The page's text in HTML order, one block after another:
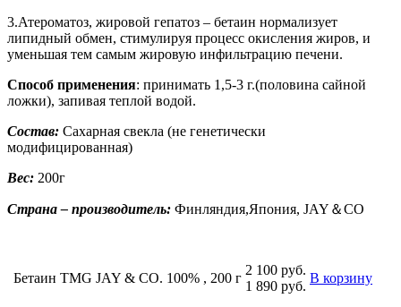
3.Атероматоз, жировой гепатоз – бетаин нормализует
липидный обмен, стимулируя процесс окисления жиров, и
уменьшая тем самым жировую инфильтрацию печени.
Способ применения: принимать 1,5-3 г.(половина сайной
ложки), запивая теплой водой.
Состав: Сахарная свекла (не генетически
модифицированная)
Вес: 200г
Страна– производитель: Финляндия,Япония, JAY＆CO
Бетаин TMG JAY & CO. 100% , 200 г
2 100 руб.
1 890 руб.
В корзину